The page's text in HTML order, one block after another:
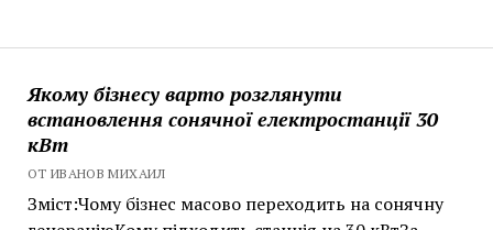
Якому бізнесу варто розглянути
встановлення сонячної електростанції 30
кВт
ОТ ИВАНОВ МИХАИЛ
Зміст:Чому бізнес масово переходить на сонячну